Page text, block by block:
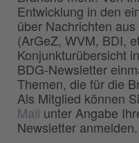
Entwicklung in den
über Nachrichten
(ArGeZ, WVM, BDI,
Konjunkturübersicht
BDG-Newsletter
Themen, die für die
Als Mitglied können
Mail unter Angabe
Newsletter anmelden.